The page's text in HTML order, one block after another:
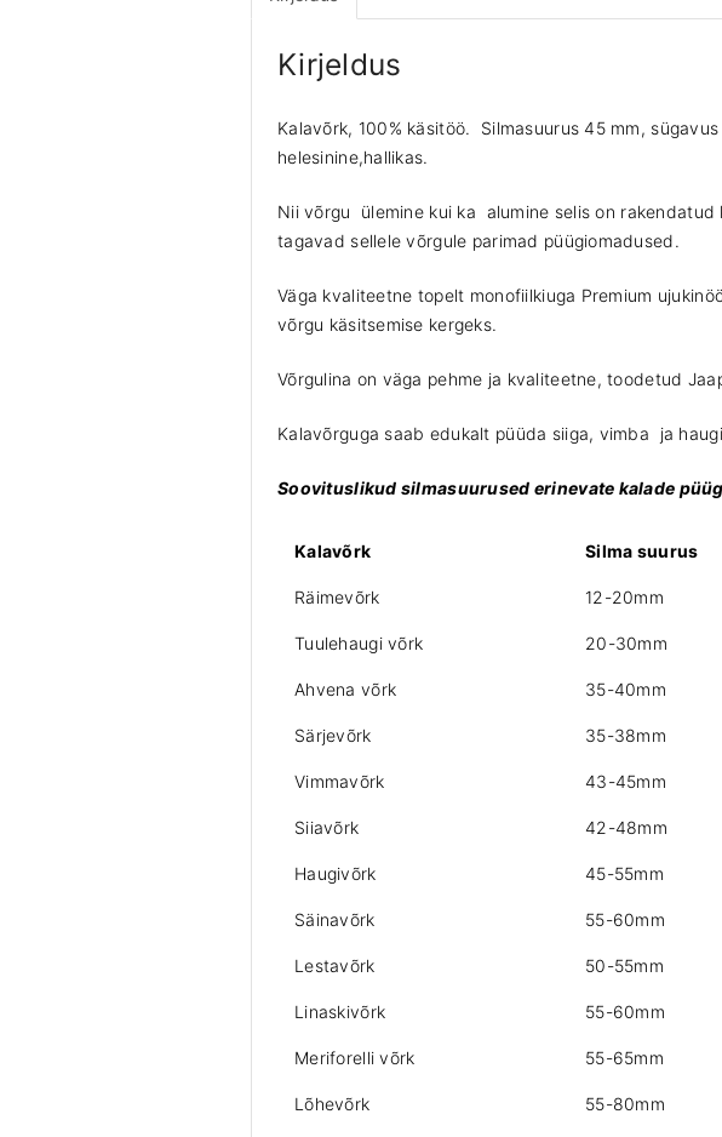
Kirjeldus
Kalavõrk, 100% käsitöö. Silmasuurus 45 mm,
helesinine,hallikas.
Nii võrgu ülemine kui ka alumine selis on
tagavad sellele võrgule parimad püügiomadused.
Väga kvaliteetne topelt monofiilkiuga Premium
võrgu käsitsemise kergeks.
Võrgulina on väga pehme ja kvaliteetne, toodetud
Kalavõrguga saab edukalt püüda siiga, vimba ja
Soovituslikud silmasuurused erinevate kalade
Kalavõrk Silma suurus
Räimevõrk 12-20mm
Tuulehaugi võrk 20-30mm
Ahvena võrk 35-40mm
Särjevõrk 35-38mm
Vimmavõrk 43-45mm
Siiavõrk 42-48mm
Haugivõrk 45-55mm
Säinavõrk 55-60mm
Lestavõrk 50-55mm
Linaskivõrk 55-60mm
Meriforelli võrk 55-65mm
Lõhevõrk 55-80mm